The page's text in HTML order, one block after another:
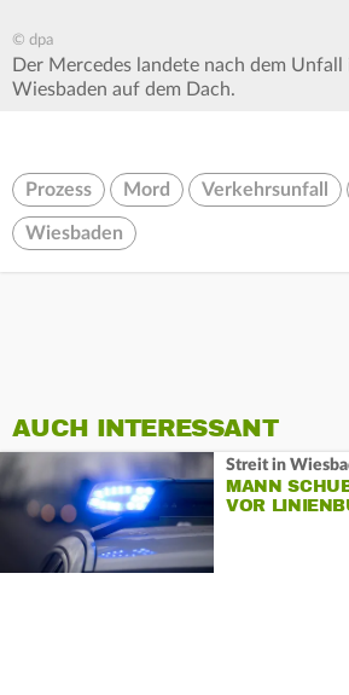
© dpa
Der Mercedes landete nach dem
Wiesbaden auf dem Dach.
Prozess Mord Verkehrsunfall
Wiesbaden
AUCH INTERESSANT
Streit in
MANN
VOR